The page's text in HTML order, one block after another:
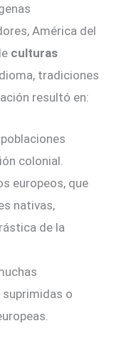
América del
culturas
tradiciones
resultó en:
colonial.
europeos, que
nativas,
de la
o